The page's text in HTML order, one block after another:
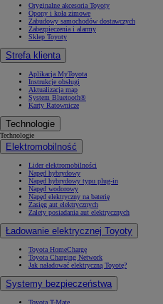
Oryginalne akcesoria Toyoty
Opony i koła zimowe
Zabudowy samochodów dostawczych
Zabezpieczenia i alarmy
Sklep Toyoty
Strefa klienta
Aplikacja MyToyota
Instrukcje obsługi
Aktualizacja map
System Bluetooth®
Karty Ratownicze
Technologie
Technologie
Elektromobilność
Lider elektromobilności
Napęd hybrydowy
Napęd hybrydowy typu plug-in
Napęd wodorowy
Napęd elektryczny na baterię
Zasięg aut elektrycznych
Zalety posiadania aut elektrycznych
Ładowanie elektrycznej Toyoty
Toyota HomeCharge
Toyota Charging Network
Jak naładować elektryczną Toyotę?
Systemy bezpieczeństwa
Toyota T-Mate